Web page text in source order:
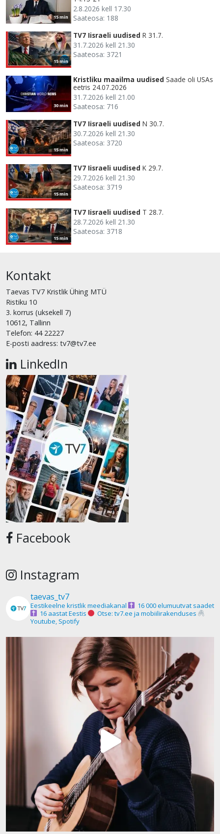
15 min
2.8.2026 kell 17.30
Saateosa: 188
15 min
TV7 Iisraeli uudised R 31.7.
31.7.2026 kell 21.30
Saateosa: 3721
30 min
Kristliku maailma uudised Saade oli USAs
eetris 24.07.2026
31.7.2026 kell 21.00
Saateosa: 716
15 min
TV7 Iisraeli uudised N 30.7.
30.7.2026 kell 21.30
Saateosa: 3720
15 min
TV7 Iisraeli uudised K 29.7.
29.7.2026 kell 21.30
Saateosa: 3719
15 min
TV7 Iisraeli uudised T 28.7.
28.7.2026 kell 21.30
Saateosa: 3718
Kontakt
Taevas TV7 Kristlik Ühing MTÜ
Ristiku 10
3. korrus (uksekell 7)
10612, Tallinn
Telefon: 44 22227
E-posti aadress: tv7@tv7.ee
LinkedIn
Facebook
Instagram
taevas_tv7
Eestikeelne kristlik meediakanal
16 000 elumuutvat saadet
16 aastat Eestis
Otse: tv7.ee ja mobiilirakenduses
Youtube, Spotify